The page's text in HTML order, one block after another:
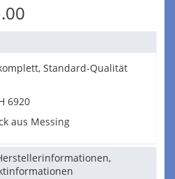
Standard-Qualität
6920
aus Messing